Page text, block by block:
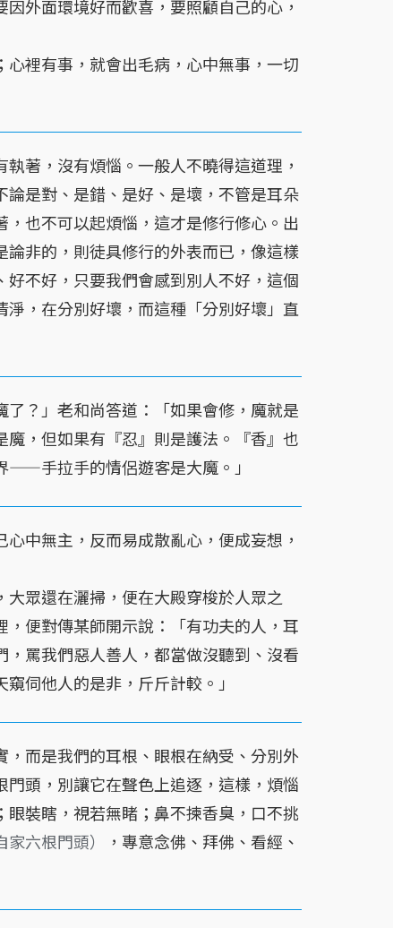
外面環境好而歡喜，要照顧自己的心，
心裡有事，就會出毛病，心中無事，一切
著，沒有煩惱。一般人不曉得這道理，
是對、是錯、是好、是壞，不管是耳朵
也不可以起煩惱，這才是修行修心。出
非的，則徒具修行的外表而已，像這樣
不好，只要我們會感到別人不好，這個
，在分別好壞，而這種「分別好壞」直
了？」老和尚答道：「如果會修，魔就是
，但如果有『忍』則是護法。『香』也
——手拉手的情侶遊客是大魔。」
中無主，反而易成散亂心，便成妄想，
眾還在灑掃，便在大殿穿梭於人眾之
便對傳某師開示說：「有功夫的人，耳
罵我們惡人善人，都當做沒聽到、沒看
伺他人的是非，斤斤計較。」
，而是我們的耳根、眼根在納受、分別外
頭，別讓它在聲色上追逐，這樣，煩惱
裝瞎，視若無睹；鼻不揀香臭，口不挑
家六根門頭）
，專意念佛、拜佛、看經、